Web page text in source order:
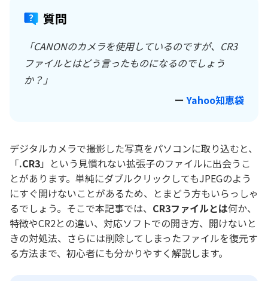
質問
「CANONのカメラを使用しているのですが、CR3
ファイルとはどう言ったものになるのでしょう
か？」
ー Yahoo知恵袋
デジタルカメラで撮影した写真をパソコンに取り込むと、
「.CR3」という見慣れない拡張子のファイルに出会うこ
とがあります。単純にダブルクリックしてもJPEGのよう
にすぐ開けないことがあるため、とまどう方もいらっしゃ
るでしょう。そこで本記事では、 CR3ファイルとは何か、
特徴やCR2との違い、対応ソフトでの開き方、開けないと
きの対処法、さらには削除してしまったファイルを復元す
る方法まで、初心者にも分かりやすく解説します。